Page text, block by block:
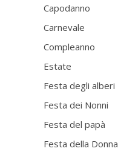
Capodanno
Carnevale
Compleanno
Estate
Festa degli alberi
Festa dei Nonni
Festa del papà
Festa della Donna